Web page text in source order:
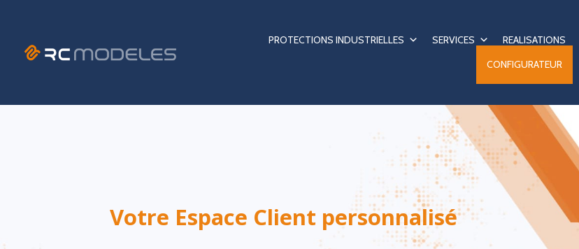
PROTECTIONS INDUSTRIELLES SERVICES REALISATIONS
CONFIGURATEUR
Votre Espace Client personnalisé